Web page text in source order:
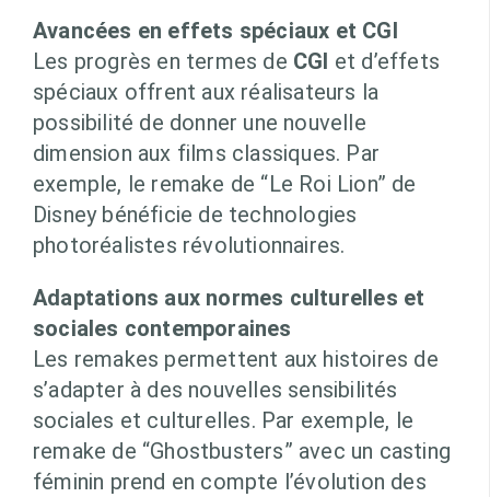
Avancées en effets spéciaux et CGI
Les progrès en termes de CGI et d’effets
spéciaux offrent aux réalisateurs la
possibilité de donner une nouvelle
dimension aux films classiques. Par
exemple, le remake de “Le Roi Lion” de
Disney bénéficie de technologies
photoréalistes révolutionnaires.
Adaptations aux normes culturelles et
sociales contemporaines
Les remakes permettent aux histoires de
s’adapter à des nouvelles sensibilités
sociales et culturelles. Par exemple, le
remake de “Ghostbusters” avec un casting
féminin prend en compte l’évolution des